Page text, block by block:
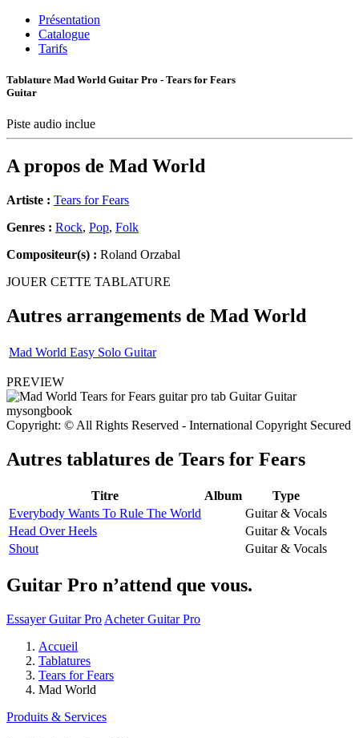
Présentation
Catalogue
Tarifs
Tablature Mad World Guitar Pro - Tears for Fears
Guitar
Piste audio inclue
A propos de Mad World
Artiste : Tears for Fears
Genres : Rock, Pop, Folk
Compositeur(s) : Roland Orzabal
JOUER CETTE TABLATURE
Autres arrangements de Mad World
Mad World Easy Solo Guitar
PREVIEW
Copyright: © All Rights Reserved - International Copyright Secured
Autres tablatures de Tears for Fears
Titre Album
Type
Everybody Wants To Rule The World
Guitar & Vocals
Head Over Heels
Guitar & Vocals
Shout
Guitar & Vocals
Guitar Pro n’attend que vous.
Essayer Guitar Pro Acheter Guitar Pro
Accueil
Tablatures
Tears for Fears
Mad World
Produits & Services